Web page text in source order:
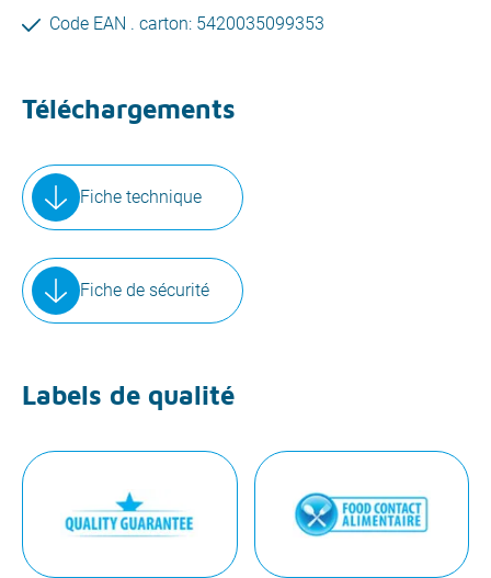
Code EAN . carton: 5420035099353
Téléchargements
Fiche technique
Fiche de sécurité
Labels de qualité